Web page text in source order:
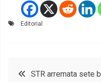
Editorial
Navegação
STR arremata sete